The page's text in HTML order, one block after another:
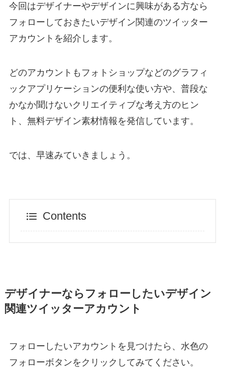
今回はデザイナーやデザインに興味がある方なら
フォローしておきたいデザイン関連のツイッター
アカウントを紹介します。
どのアカウントもフォトショップなどのグラフィ
ックアプリケーションの便利な使い方や、普段な
かなか聞けないクリエイティブな考え方のヒン
ト、無料デザイン素材情報を発信しています。
では、早速みていきましょう。
Contents
デザイナーならフォローしたいデザイン
関連ツイッターアカウント
フォローしたいアカウントを見つけたら、水色の
フォローボタンをクリックしてみてください。